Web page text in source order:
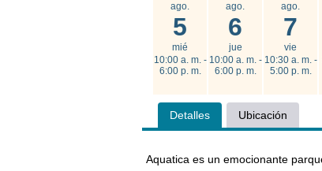
ago.
5
mié
10:00 a. m. -
6:00 p. m.
ago.
6
jue
10:00 a. m. -
6:00 p. m.
ago.
7
vie
10:30 a. m. -
5:00 p. m.
Detalles Ubicación
Aquatica es un emocionante